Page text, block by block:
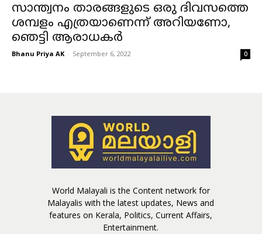
സാന്ത്വനം താരങ്ങളുടെ ഒരു ദിവസത്തെ
ശമ്പളം എത്രയാണെന്ന് അറിയണോ,
ഞെട്ടി ആരാധകര്‍
Bhanu Priya AK - September 6, 2022 0
World Malayali is the Content network for
Malayalis with the latest updates, News and
features on Kerala, Politics, Current Affairs,
Entertainment.